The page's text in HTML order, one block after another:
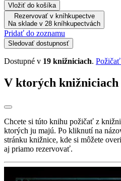
Vložiť do košíka
Rezervovať v kníhkupectve
Na sklade v 28 kníhkupectvách
Pridať do zoznamu
Sledovať dostupnosť
Dostupné v 19 knižniciach.
V ktorých
Chcete si túto knihu požičať z
ktorých ju majú. Po kliknutí na
stránku knižnice, kde si môžete
aj priamo rezervovať.